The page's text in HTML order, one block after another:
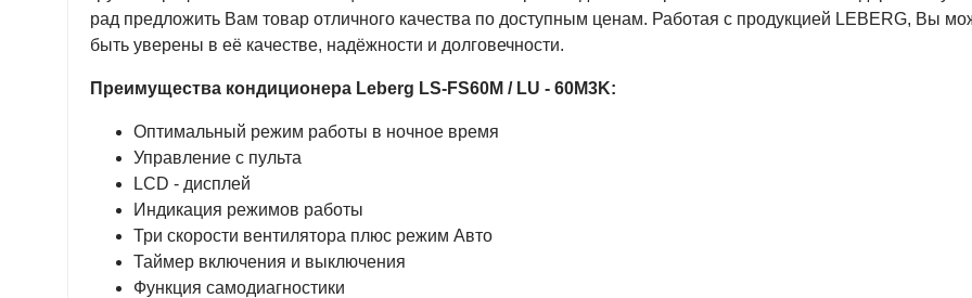
рад предложить Вам товар отличного качества по доступным ценам. Работая с продукцией LEBERG, Вы
быть уверены в её качестве, надёжности и долговечности.
Преимущества кондиционера Leberg LS-FS60M / LU - 60M3K:
Оптимальный режим работы в ночное время
Управление с пульта
LCD - дисплей
Индикация режимов работы
Три скорости вентилятора плюс режим Авто
Таймер включения и выключения
Функция самодиагностики